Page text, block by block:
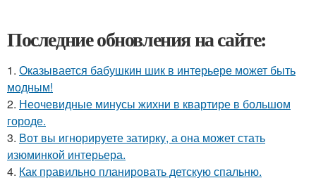
Последние обновления на сайте:
1. Оказывается бабушкин шик в интерьере может быть
модным!
2. Неочевидные минусы жихни в квартире в большом
городе.
3. Вот вы игнорируете затирку, а она может стать
изюминкой интерьера.
4. Как правильно планировать детскую спальню.